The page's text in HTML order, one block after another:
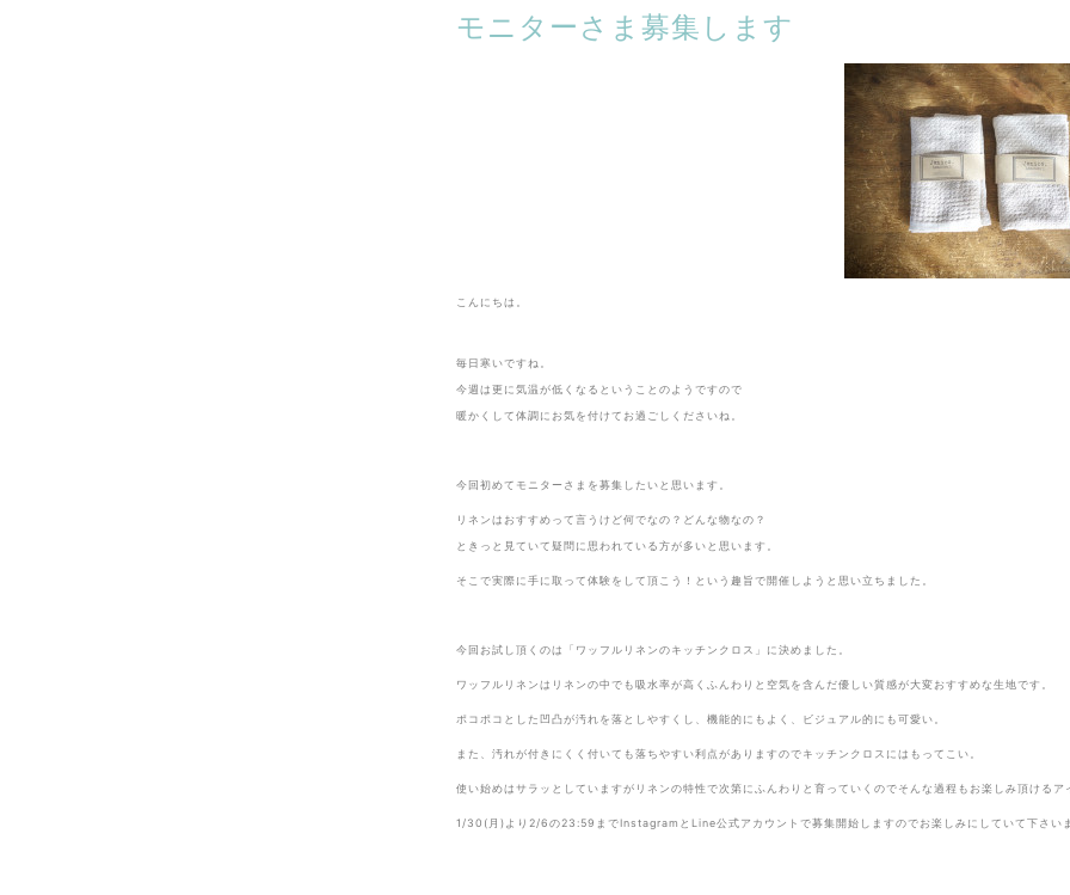
モニターさま募集します
こんにちは。
毎日寒いですね。
今週は更に気温が低くなるということのようですので
暖かくして体調にお気を付けてお過ごしくださいね。
今回初めてモニターさまを募集したいと思います。
リネンはおすすめって言うけど何でなの？どんな物なの？
ときっと見ていて疑問に思われている方が多いと思います。
そこで実際に手に取って体験をして頂こう！という趣旨で開催しようと思い立ちました。
今回お試し頂くのは「ワッフルリネンのキッチンクロス」に決めました。
ワッフルリネンはリネンの中でも吸水率が高くふんわりと空気を含んだ優しい質感が大変おすすめな生地です。
ポコポコとした凹凸が汚れを落としやすくし、機能的にもよく、ビジュアル的にも可愛い。
また、汚れが付きにくく付いても落ちやすい利点がありますのでキッチンクロスにはもってこい。
使い始めはサラッとしていますがリネンの特性で次第にふんわりと育っていくのでそんな過程もお楽しみ頂けるア
1/30(月)より2/6の23:59までInstagramとLine公式アカウントで募集開始しますのでお楽しみにしていて下さいま